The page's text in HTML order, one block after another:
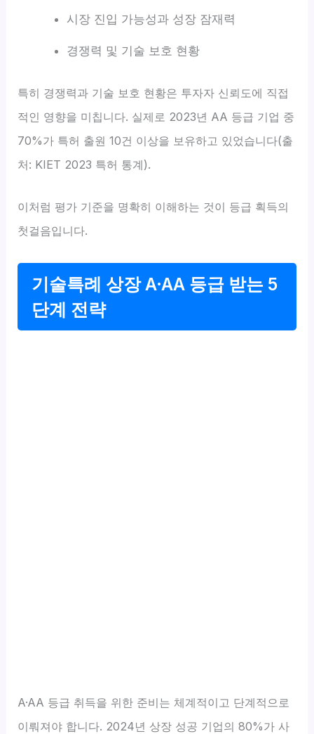
시장 진입 가능성과 성장 잠재력
경쟁력 및 기술 보호 현황
특히 경쟁력과 기술 보호 현황은 투자자 신뢰도에 직접
적인 영향을 미칩니다. 실제로 2023년 AA 등급 기업 중
70%가 특허 출원 10건 이상을 보유하고 있었습니다(출
처: KIET 2023 특허 통계).
이처럼 평가 기준을 명확히 이해하는 것이 등급 획득의
첫걸음입니다.
기술특례 상장 A·AA 등급 받는 5
단계 전략
A·AA 등급 취득을 위한 준비는 체계적이고 단계적으로
이뤄져야 합니다. 2024년 상장 성공 기업의 80%가 사